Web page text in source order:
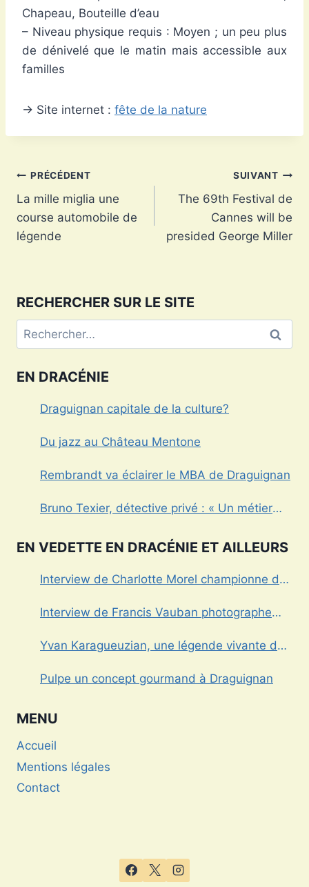
Chapeau, Bouteille d’eau
– Niveau physique requis : Moyen ; un peu plus
de dénivelé que le matin mais accessible aux
familles
→ Site internet : fête de la nature
Navigation
de
l’article
PRÉCÉDENT
La mille miglia une
course automobile de
légende
SUIVANT
The 69th Festival de
Cannes will be
presided George Miller
RECHERCHER SUR LE SITE
Rechercher :
EN DRACÉNIE
Draguignan capitale de la culture?
Du jazz au Château Mentone
Rembrandt va éclairer le MBA de Draguignan
Bruno Texier, détective privé : « Un métier
entreprises »
EN VEDETTE EN DRACÉNIE ET AILLEURS
Interview de Charlotte Morel championne de
Interview de Francis Vauban photographe
Yvan Karagueuzian, une légende vivante de
Pulpe un concept gourmand à Draguignan
MENU
Accueil
Mentions légales
Contact